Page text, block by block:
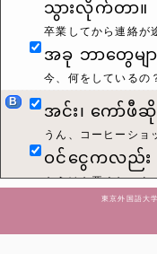
သွားလိုက်တာ။
卒業してから連絡が
အခု ဘာတွေမျ
今、何をしているの
B
အင်း၊ ကော်ဖီ
うん、コーヒーショ
ဝင်ငွေကလည်း
もうけも悪くないよ
ဒါနဲ့ မချိုကော။
東京外国語